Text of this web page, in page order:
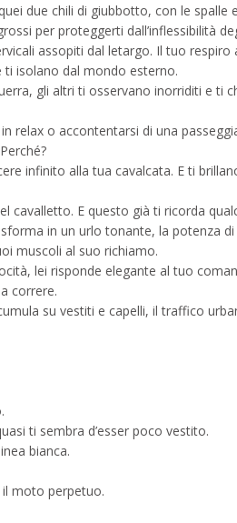
due chili di giubbotto, con le spalle
per proteggerti dall’inflessibilità
assopiti dal letargo. Il tuo
isolano dal mondo esterno.
gli altri ti osservano inorriditi e ti
relax o accontentarsi di una
infinito alla tua cavalcata. E ti
cavalletto. E questo già ti ricorda
in un urlo tonante, la potenza
muscoli al suo richiamo.
lei risponde elegante al tuo
correre.
su vestiti e capelli, il traffico
ti sembra d’esser poco vestito.
bianca.
moto perpetuo.